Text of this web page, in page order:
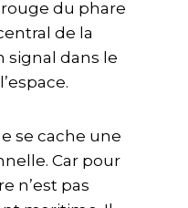
du phare
de la
signal dans le
se cache une
Car pour
n’est pas